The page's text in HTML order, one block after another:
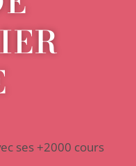
ses +2000 cours